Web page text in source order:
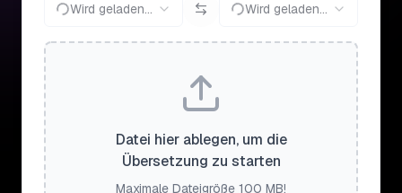
Wird geladen... Wird geladen...
Datei hier ablegen, um die
Übersetzung zu starten
Maximale Dateigröße 100 MB!